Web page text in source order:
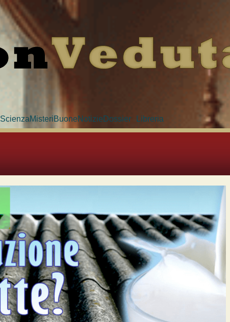
ScienzaMisteriBuoneNotizie Dossier Libreria